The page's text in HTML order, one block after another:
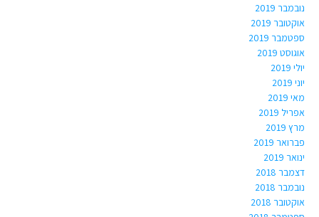
נובמבר 2019
אוקטובר 2019
ספטמבר 2019
אוגוסט 2019
יולי 2019
יוני 2019
מאי 2019
אפריל 2019
מרץ 2019
פברואר 2019
ינואר 2019
דצמבר 2018
נובמבר 2018
אוקטובר 2018